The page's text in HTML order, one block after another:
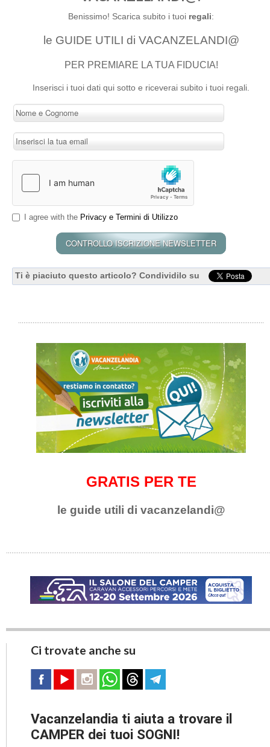
Benissimo! Scarica subito i tuoi regali:
le GUIDE UTILI di VACANZELANDI@
PER PREMIARE LA TUA FIDUCIA!
Inserisci i tuoi dati qui sotto e riceverai subito i tuoi regali.
I agree with the Privacy e Termini di Utilizzo
Ti è piaciuto questo articolo? Condividilo su
GRATIS PER TE
le guide utili di vacanzelandi@
Ci trovate anche su
Vacanzelandia ti aiuta a trovare il
CAMPER dei tuoi SOGNI!